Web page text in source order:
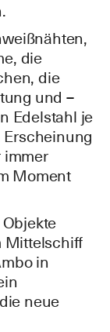
die
die
und –
Edelstahl je
immer
Moment
Mittelschiff
in
neue